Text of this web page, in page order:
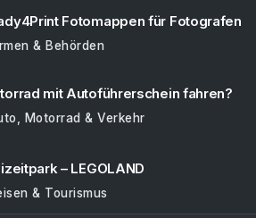
Fotomappen für Fotografen
& Behörden
mit Autoführerschein fahren?
Motorrad & Verkehr
– LEGOLAND
& Tourismus